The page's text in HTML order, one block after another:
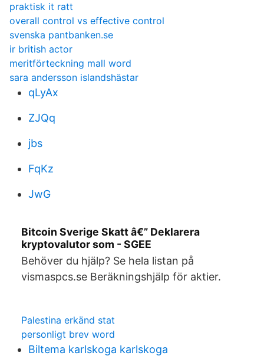
praktisk it ratt
overall control vs effective control
svenska pantbanken.se
ir british actor
meritförteckning mall word
sara andersson islandshästar
qLyAx
ZJQq
jbs
FqKz
JwG
Bitcoin Sverige Skatt â€” Deklarera
kryptovalutor som - SGEE
Behöver du hjälp? Se hela listan på
vismaspcs.se Beräkningshjälp för aktier.
Palestina erkänd stat
personligt brev word
Biltema karlskoga karlskoga